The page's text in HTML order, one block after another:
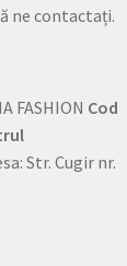
ne contactați.
FASHION Cod
Str. Cugir nr.